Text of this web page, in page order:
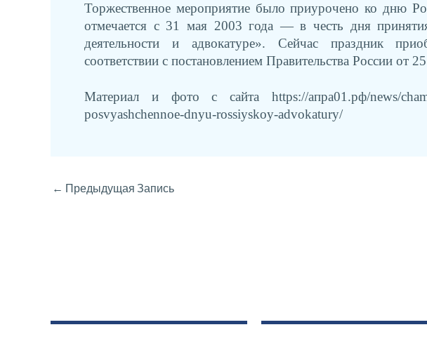
Торжественное мероприятие было приурочено ко дню
отмечается с 31 мая 2003 года — в честь дня
деятельности и адвокатуре». Сейчас праздник
соответствии с постановлением Правительства России от
Материал и фото с сайта https://апра01.рф/news/
posvyashchennoe-dnyu-rossiyskoy-advokatury/
← Предыдущая Запись